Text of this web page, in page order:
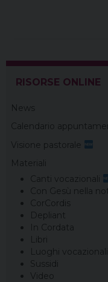
RISORSE ONLINE
News
Calendario
Visione pastorale
Materiali
Canti vocazionali
Con Gesù nella
CorCordis
Depliant
In Cordata
Libri
Luoghi vocazionali
Sussidi
Video